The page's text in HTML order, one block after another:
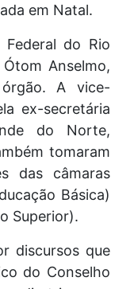
em Natal.
do Rio
Anselmo,
A vice-
ex-secretária
do Norte,
tomaram
das câmaras
Básica)
Superior).
discursos que
do Conselho